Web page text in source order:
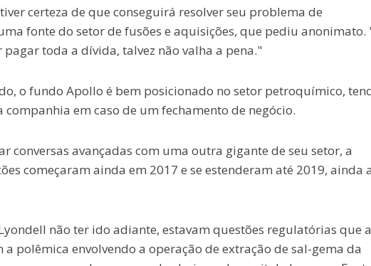
certeza de que conseguirá resolver seu problema de
fonte do setor de fusões e aquisições, que pediu anonimato.
toda a dívida, talvez não valha a pena."
o fundo Apollo é bem posicionado no setor petroquímico,
em caso de um fechamento de negócio.
conversas avançadas com uma outra gigante de seu setor, a
começaram ainda em 2017 e se estenderam até 2019, ainda
não ter ido adiante, estavam questões regulatórias que a
polêmica envolvendo a operação de extração de sal-gema da